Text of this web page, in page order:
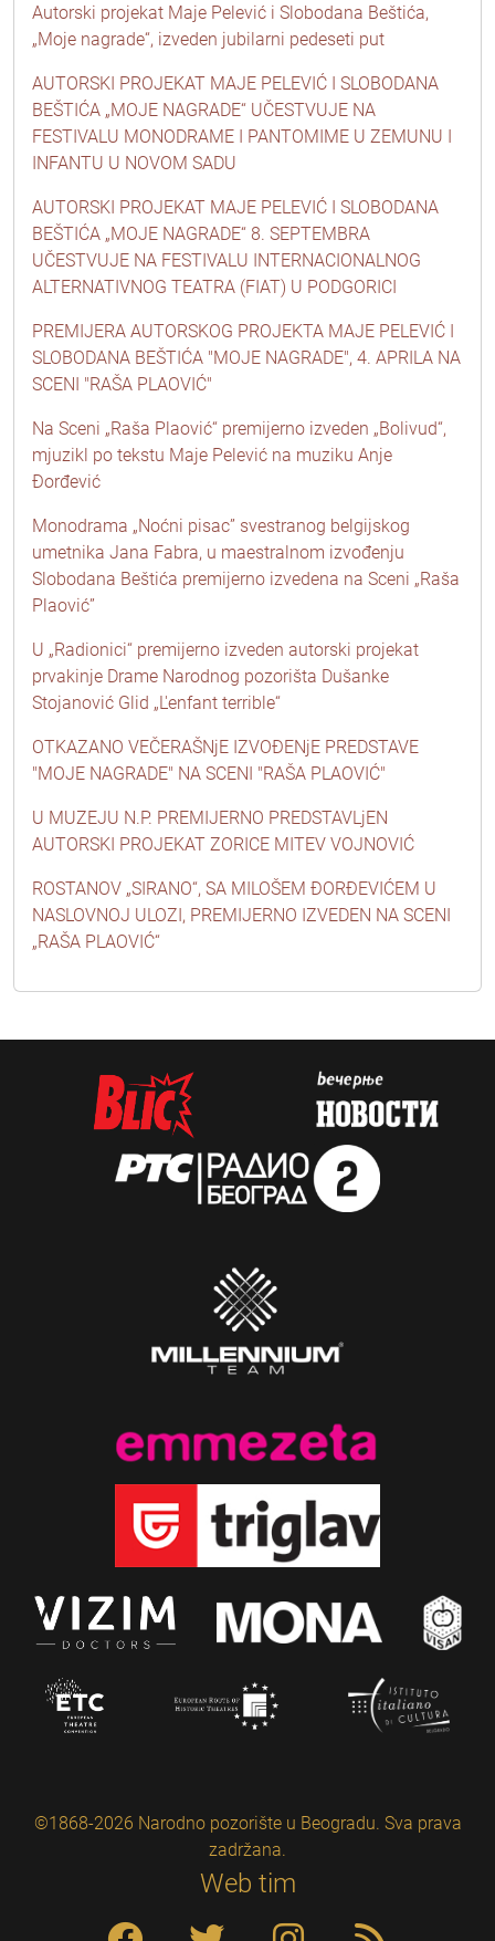
Autorski projekat Maje Pelević i Slobodana Beštića,
„Moje nagrade“, izveden jubilarni pedeseti put
AUTORSKI PROJEKAT MAJE PELEVIĆ I SLOBODANA
BEŠTIĆA „MOJE NAGRADE“ UČESTVUJE NA
FESTIVALU MONODRAME I PANTOMIME U ZEMUNU I
INFANTU U NOVOM SADU
AUTORSKI PROJEKAT MAJE PELEVIĆ I SLOBODANA
BEŠTIĆA „MOJE NAGRADE“ 8. SEPTEMBRA
UČESTVUJE NA FESTIVALU INTERNACIONALNOG
ALTERNATIVNOG TEATRA (FIAT) U PODGORICI
PREMIJERA AUTORSKOG PROJEKTA MAJE PELEVIĆ I
SLOBODANA BEŠTIĆA "MOJE NAGRADE", 4. APRILA NA
SCENI "RAŠA PLAOVIĆ"
Na Sceni „Raša Plaović“ premijerno izveden „Bolivud“,
mjuzikl po tekstu Maje Pelević na muziku Anje
Đorđević
Monodrama „Noćni pisac” svestranog belgijskog
umetnika Jana Fabra, u maestralnom izvođenju
Slobodana Beštića premijerno izvedena na Sceni „Raša
Plaović”
U „Radionici“ premijerno izveden autorski projekat
prvakinje Drame Narodnog pozorišta Dušanke
Stojanović Glid „L'enfant terrible“
OTKAZANO VEČERAŠNjE IZVOĐENjE PREDSTAVE
"MOJE NAGRADE" NA SCENI "RAŠA PLAOVIĆ"
U MUZEJU N.P. PREMIJERNO PREDSTAVLjEN
AUTORSKI PROJEKAT ZORICE MITEV VOJNOVIĆ
ROSTANOV „SIRANO“, SA MILOŠEM ĐORĐEVIĆEM U
NASLOVNOJ ULOZI, PREMIJERNO IZVEDEN NA SCENI
„RAŠA PLAOVIĆ“
©1868-2026 Narodno pozorište u Beogradu. Sva prava
zadržana.
Web tim